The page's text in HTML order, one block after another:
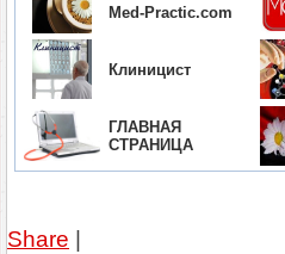
Med-Practic.com
Клиницист
ГЛАВНАЯ
СТРАНИЦА
Share |